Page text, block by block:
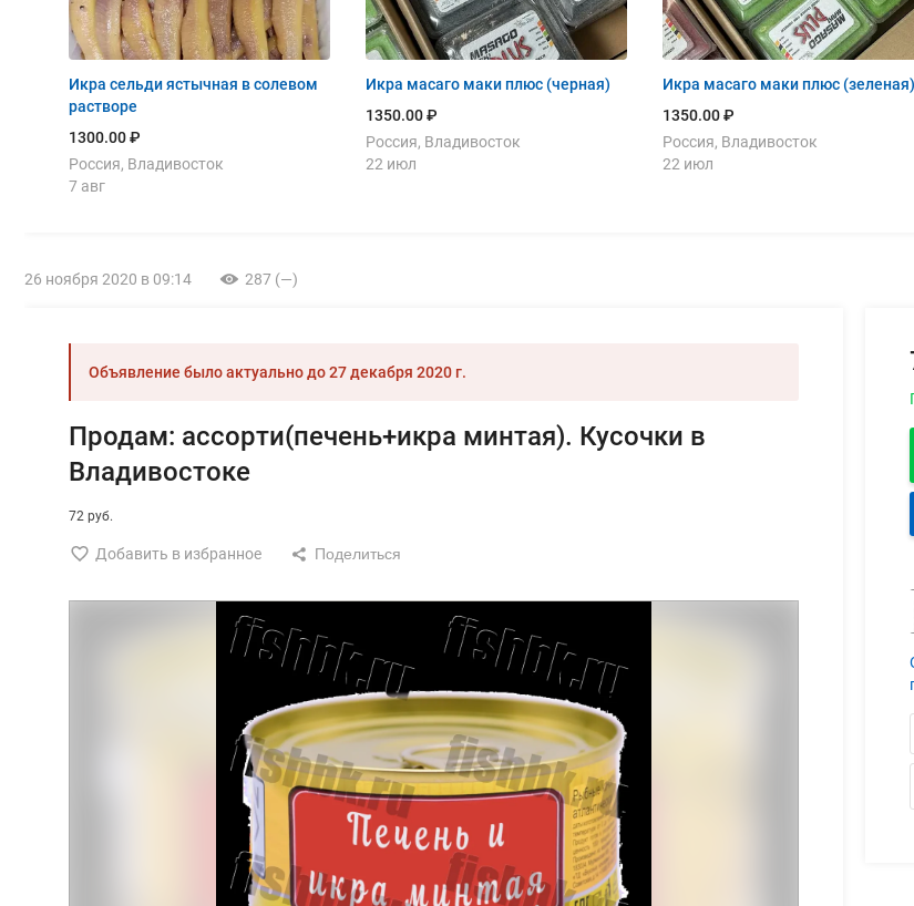
Икра сельди ястычная в солевом
растворе
1300.00 ₽
Россия, Владивосток
7 авг
Икра масаго маки плюс (черная)
1350.00 ₽
Россия, Владивосток
22 июл
Икра масаго маки плюс (зеленая)
1350.00 ₽
Россия, Владивосток
22 июл
26 ноября 2020 в 09:14 287 (—)
Объявление было актуально до27 декабря 2020 г.
Продам: ассорти(печень+икра минтая). Кусочки в
Владивостоке
72 руб.
Добавить в избранное